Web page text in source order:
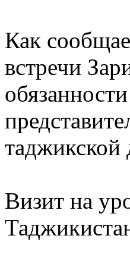
Как
встречи
Визит на